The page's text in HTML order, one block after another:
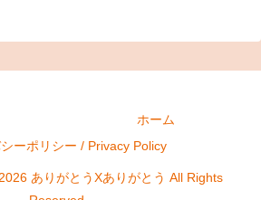
ホーム
ーポリシー / Privacy Policy
ありがとうXありがとう All Rights